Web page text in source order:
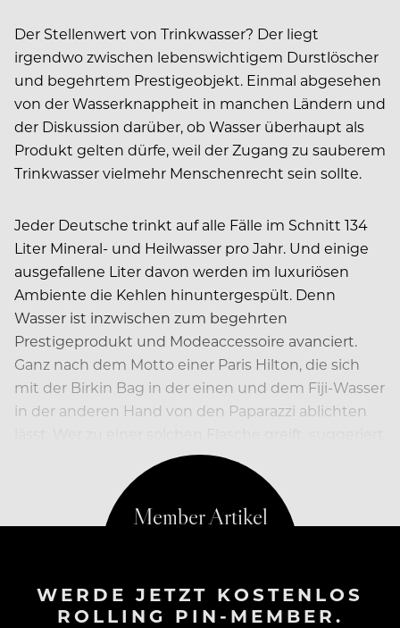
Der Stellenwert von Trinkwasser? Der liegt
irgendwo zwischen lebenswichtigem Durstlöscher
und begehrtem Prestigeobjekt. Einmal abgesehen
von der Wasserknappheit in manchen Ländern und
der Diskussion darüber, ob Wasser überhaupt als
Produkt gelten dürfe, weil der Zugang zu sauberem
Trinkwasser vielmehr Menschenrecht sein sollte.
Jeder Deutsche trinkt auf alle Fälle im Schnitt 134
Liter Mineral- und Heilwasser pro Jahr. Und einige
ausgefallene Liter davon werden im luxuriösen
Ambiente die Kehlen hinuntergespült. Denn
Wasser ist inzwischen zum begehrten
Prestigeprodukt und Modeaccessoire avanciert.
Ganz nach dem Motto einer Paris Hilton, die sich
mit der Birkin Bag in der einen und dem Fiji-Wasser
in der anderen Hand von den Paparazzi ablichten
WERDE JETZT KOSTENLOS
ROLLING PIN-MEMBER.